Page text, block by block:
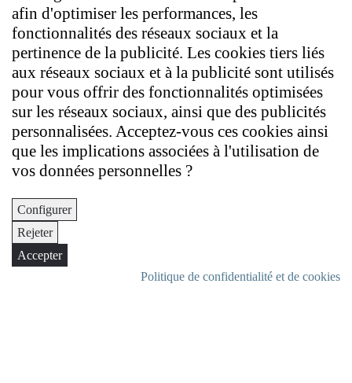
afin d'optimiser les performances, les
fonctionnalités des réseaux sociaux et la
pertinence de la publicité. Les cookies tiers liés
aux réseaux sociaux et à la publicité sont utilisés
pour vous offrir des fonctionnalités optimisées
sur les réseaux sociaux, ainsi que des publicités
personnalisées. Acceptez-vous ces cookies ainsi
que les implications associées à l'utilisation de
vos données personnelles ?
Configurer
Rejeter
Accepter
Politique de confidentialité et de cookies